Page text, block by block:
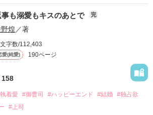
しよう』と真っ直ぐに告げてきた。
、好きという気持ちを隠すことなく
は美桜がストーカー被害に
る。
平は同居を提案してきて――。
)
ぺい)
て前の職場でうまくいかなかった梅田美
行をしていたところ、日本人美青年と出会
夜限りの関係となる。
い職場でワンナイトした美青年と再会。
とある財閥御曹司にも関わらず、一族を離
鋭の実業家、社内でも冷徹だと評判な社長
ったのだ――！
猫の世話係を命じられた美桜は、猫の世
の関係となってしまい――？
事も溺愛もキスのあとで 完
煌 ／著
字数/112,403
愛(純愛) 190ページ
158
着愛 #御曹司 #ハッピーエンド #結婚 #独占欲
#上司